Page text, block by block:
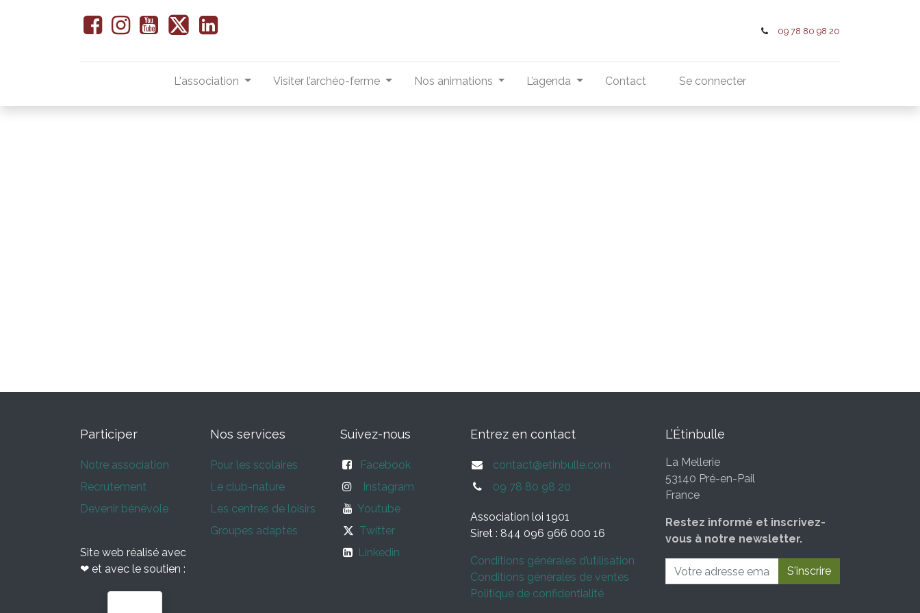
09 78 80 98 20
L'association Visiter l’archéo-ferme Nos animations L’agenda Contact Se connecter
Participer
Notre association
Recrutement
Devenir bénévole
Site web réalisé avec
❤ et avec le soutien :
Nos services
Pour les scolaires
Le club-nature
Les centres de loisirs
Groupes adaptés
Suivez-nous
Facebook
Instagram
Youtube
Twitter
Linkedin
Entrez en contact
contact@etinbulle.com
09 78 80 98 20
Association loi 1901
Siret : 844 096 966 000 16
Conditions générales d’utilisation
Conditions générales de ventes
Politique de confidentialité
L’Étinbulle
La Mellerie
53140 Pré-en-Pail
France
Restez informé et inscrivez-
vous à notre newsletter.
S'inscrire